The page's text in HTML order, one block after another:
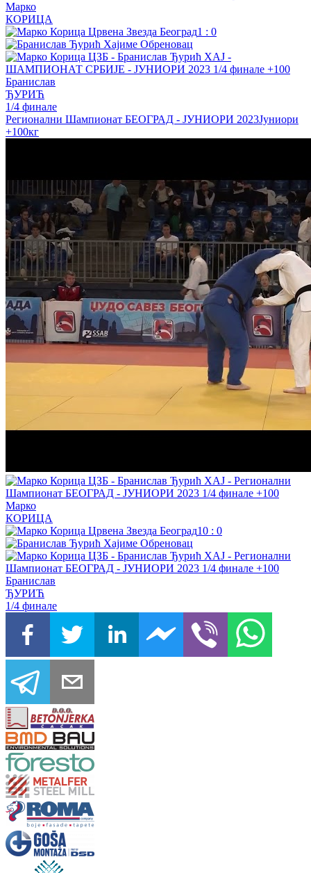
Марко
КОРИЦА
1 : 0
Бранислав
ЂУРИЋ
1/4 финале
Регионални Шампионат БЕОГРАД - ЈУНИОРИ 2023Јуниори
+100кг
Марко
КОРИЦА
10 : 0
Бранислав
ЂУРИЋ
1/4 финале